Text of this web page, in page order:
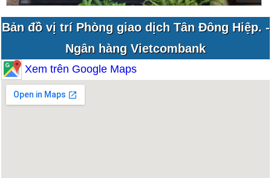
Bản đồ vị trí Phòng giao dịch Tân Đông Hiệp. -
Ngân hàng Vietcombank
Xem trên Google Maps